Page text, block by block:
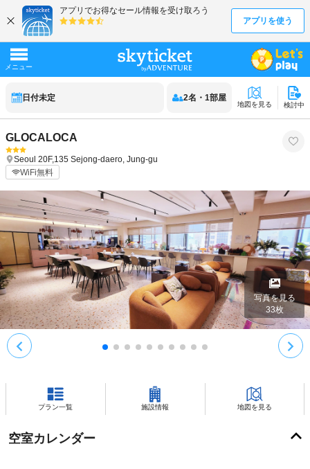
日付未定 2名 ・ 1部屋
地図を見る 検討中
GLOCALOCA
Seoul 20F,135 Sejong-daero, Jung-gu
WiFi無料
写真を見る
33枚
プラン一覧 施設情報 地図を見る
空室カレンダー